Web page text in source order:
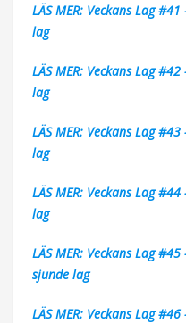
LÄS MER: Veckans Lag
lag
LÄS MER: Veckans Lag
lag
LÄS MER: Veckans Lag
lag
LÄS MER: Veckans Lag
lag
LÄS MER: Veckans Lag
sjunde lag
LÄS MER: Veckans Lag